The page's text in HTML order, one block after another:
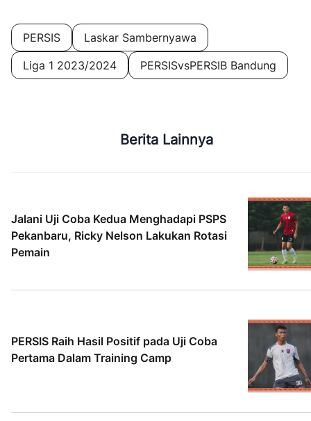
PERSIS
Laskar Sambernyawa
Liga 1 2023/2024
PERSISvsPERSIB Bandung
Berita Lainnya
Jalani Uji Coba Kedua Menghadapi PSPS
Pekanbaru, Ricky Nelson Lakukan Rotasi
Pemain
PERSIS Raih Hasil Positif pada Uji Coba
Pertama Dalam Training Camp